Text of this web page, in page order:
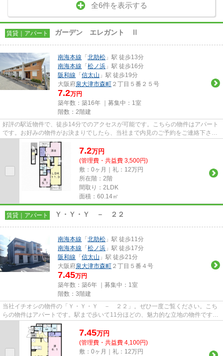
全6件を表示する
賃貸｜アパート ガーデン エレガント Ⅱ
南海本線 「 北助松 」駅 徒歩13分
南海本線 「 松ノ浜 」駅 徒歩16分
阪和線 「 信太山 」駅 徒歩19分
大阪府泉大津市森町 ２丁目５番２５号
7.2万円
築年数：築16年 ｜募集中： 1室
階数：2階建
好評の駅近物件で、徒歩14分でのアクセスが可能です。こちらの物件はアパート
です。お好みの物件がお決まりでしたら、当社まで内見のご予約をご連絡下さ
い。お客様のお求めの物件を見...
7.2万円
(管理費・共益費 3,500円)
敷：0ヶ月｜礼：12万円
所在階：2階
間取り：2LDK
面積：60.14㎡
賃貸｜アパート Ｙ・Ｙ・Ｙ － ２２
南海本線 「 北助松 」駅 徒歩11分
南海本線 「 松ノ浜 」駅 徒歩17分
阪和線 「 信太山 」駅 徒歩21分
大阪府泉大津市森町 ２丁目５番４号
7.45万円
築年数：築6年 ｜募集中： 1室
階数：3階建
当社イチオシの物件の「Ｙ・Ｙ・Ｙ － ２２」。ぜひ一度ご覧ください。こち
らの物件はアパートです。駅まで歩いて11分ほどの、魅力的な立地の物件です。
しっかりとした造りが自慢の...
7.45万円
(管理費・共益費 4,100円)
敷：0ヶ月｜礼：12万円